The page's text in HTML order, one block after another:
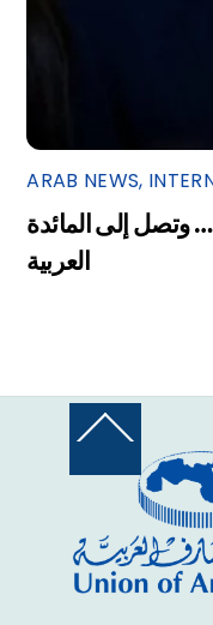
ARAB NEWS,
وتصل إلى المائدة
العربية
Back
Top